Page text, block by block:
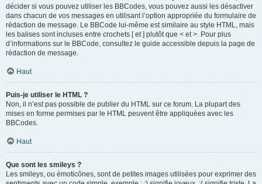
décider si vous pouvez utiliser les BBCodes, vous pouvez aussi les désactiver
dans chacun de vos messages en utilisant l’option appropriée du formulaire de
rédaction de message. Le BBCode lui-même est similaire au style HTML, mais
les balises sont incluses entre crochets [ et ] plutôt que < et >. Pour plus
d’informations sur le BBCode, consultez le guide accessible depuis la page de
rédaction de message.
Haut
Puis-je utiliser le HTML ?
Non, il n’est pas possible de publier du HTML sur ce forum. La plupart des
mises en forme permises par le HTML peuvent être appliquées avec les
BBCodes.
Haut
Que sont les smileys ?
Les smileys, ou émoticônes, sont de petites images utilisées pour exprimer des